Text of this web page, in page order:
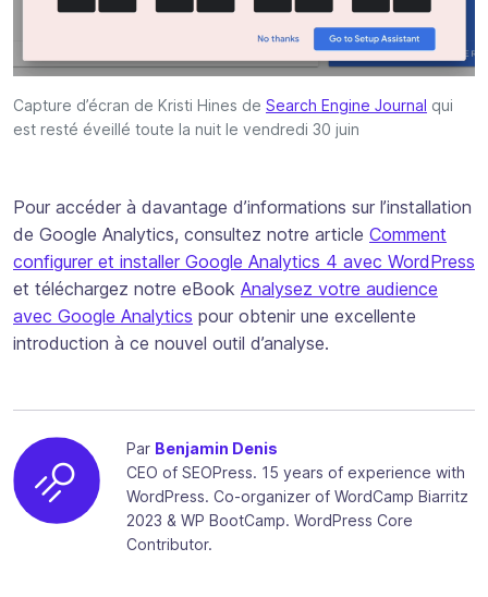
Capture d’écran de Kristi Hines de Search Engine Journal qui
est resté éveillé toute la nuit le vendredi 30 juin
Pour accéder à davantage d’informations sur l’installation
de Google Analytics, consultez notre article Comment
configurer et installer Google Analytics 4 avec WordPress
et téléchargez notre eBook Analysez votre audience
avec Google Analytics pour obtenir une excellente
introduction à ce nouvel outil d’analyse.
Par Benjamin Denis
CEO of SEOPress. 15 years of experience with
WordPress. Co-organizer of WordCamp Biarritz
2023 & WP BootCamp. WordPress Core
Contributor.